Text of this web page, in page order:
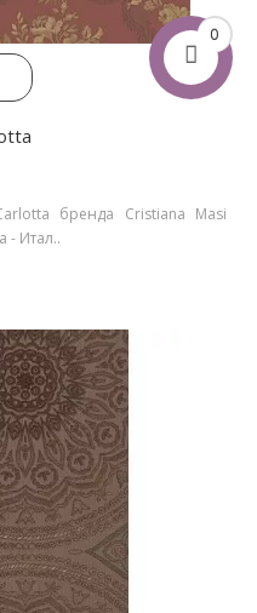
0
бренда Cristiana Masi
- Итал..